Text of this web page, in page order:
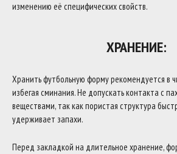
изменению её специфических свойств.
ХРАНЕНИЕ:
Хранить футбольную форму рекомендуется в
избегая сминания. Не допускать контакта с
веществами, так как пористая структура
удерживает запахи.
Перед закладкой на длительное хранение,